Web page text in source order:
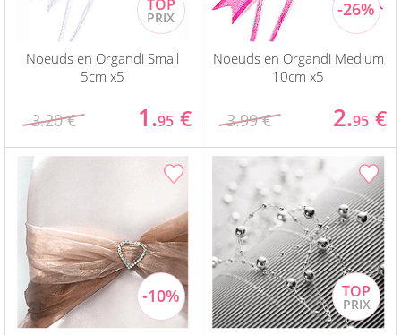
Noeuds en Organdi Small
5cm x5
3.20 € 1.95 €
Noeuds en Organdi Medium
10cm x5
3.99 € 2.95 €